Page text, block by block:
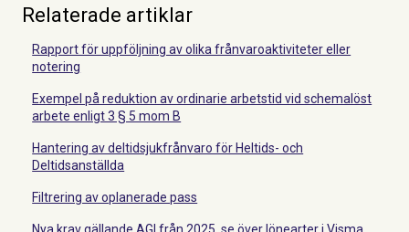
Relaterade artiklar
Rapport för uppföljning av olika frånvaroaktiviteter eller
notering
Exempel på reduktion av ordinarie arbetstid vid schemalöst
arbete enligt 3 § 5 mom B
Hantering av deltidsjukfrånvaro för Heltids- och
Deltidsanställda
Filtrering av oplanerade pass